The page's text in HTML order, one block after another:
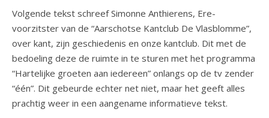
Volgende tekst schreef Simonne Anthierens, Ere-
voorzitster van de “Aarschotse Kantclub De Vlasblomme”,
over kant, zijn geschiedenis en onze kantclub. Dit met de
bedoeling deze de ruimte in te sturen met het programma
“Hartelijke groeten aan iedereen” onlangs op de tv zender
“één”. Dit gebeurde echter net niet, maar het geeft alles
prachtig weer in een aangename informatieve tekst.